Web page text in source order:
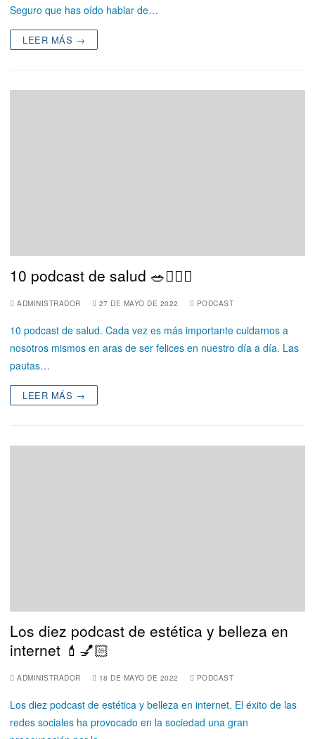
Seguro que has oído hablar de…
LEER MÁS →
10 podcast de salud 🥗🏋🏻‍♀️
ADMINISTRADOR 27 DE MAYO DE 2022 PODCAST
10 podcast de salud. Cada vez es más importante cuidarnos a
nosotros mismos en aras de ser felices en nuestro día a día. Las
pautas…
LEER MÁS →
Los diez podcast de estética y belleza en
internet 💄💅🏻
ADMINISTRADOR 18 DE MAYO DE 2022 PODCAST
Los diez podcast de estética y belleza en internet. El éxito de las
redes sociales ha provocado en la sociedad una gran